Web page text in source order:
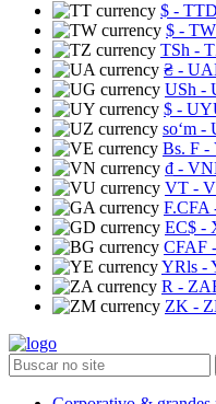
$ - TTD
$ -
TSh -
₴ -
USh -
$ -
soʻm -
Bs. F -
₫ -
VT -
F.CFA
EC$ -
CFAF
YRls -
R -
ZK -